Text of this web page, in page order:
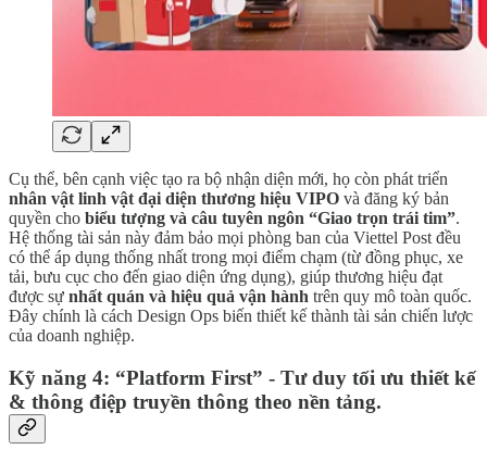
Cụ thể, bên cạnh việc tạo ra bộ nhận diện mới, họ còn phát triển
nhân vật linh vật đại diện thương hiệu VIPO và đăng ký bản
quyền cho biểu tượng và câu tuyên ngôn “Giao trọn trái tim”.
Hệ thống tài sản này đảm bảo mọi phòng ban của Viettel Post đều
có thể áp dụng thống nhất trong mọi điểm chạm (từ đồng phục, xe
tải, bưu cục cho đến giao diện ứng dụng), giúp thương hiệu đạt
được sự nhất quán và hiệu quả vận hành trên quy mô toàn quốc.
Đây chính là cách Design Ops biến thiết kế thành tài sản chiến lược
của doanh nghiệp.
Kỹ năng 4: “Platform First” - Tư duy tối ưu thiết kế
& thông điệp truyền thông theo nền tảng.